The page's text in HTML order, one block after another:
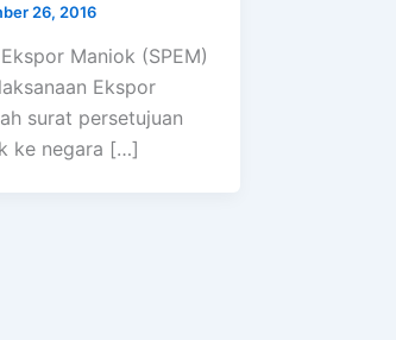
26, 2016
Maniok (SPEM)
Ekspor
surat persetujuan
ke negara […]